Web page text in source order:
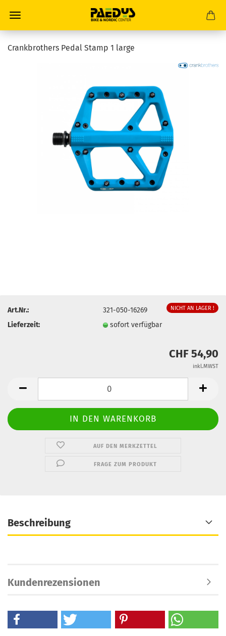
Crankbrothers Pedal Stamp 1 large
NICHT AN LAGER !
Art.Nr.:
321-050-16269
Lieferzeit:
sofort verfügbar
CHF 54,90
inkl.MWST
AUF DEN MERKZETTEL
FRAGE ZUM PRODUKT
Beschreibung
Kundenrezensionen